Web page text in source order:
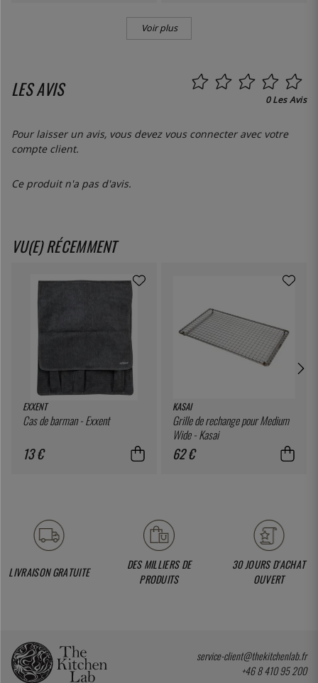
Voir plus
LES AVIS 0 Les Avis
Pour laisser un avis, vous devez vous connecteravec votre
compte client.
Ce produit n'a pas d'avis.
VU(E) RÉCEMMENT
EXXENT
Cas de barman - Exxent
13 €
KASAI
Grille de rechange pour Medium
Wide - Kasai
62 €
LIVRAISON GRATUITE
DES MILLIERS DE
PRODUITS
30 JOURS D'ACHAT
OUVERT
service-client@thekitchenlab.fr
+46 8 410 95 200